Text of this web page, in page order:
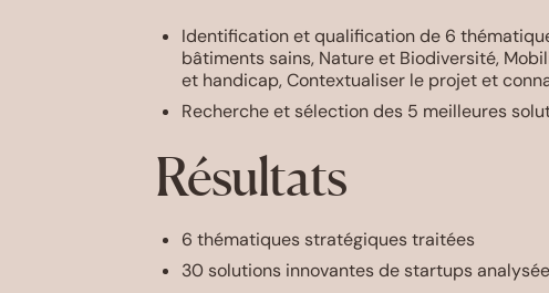
Identification et qualification de 6
bâtiments sains, Nature et Biodiversité,
et handicap, Contextualiser le projet et
Recherche et sélection des 5 meilleures
Résultats
6 thématiques stratégiques traitées
30 solutions innovantes de startups